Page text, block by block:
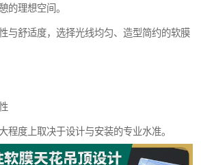
的理想空间。
与舒适度，选择光线均匀、造型简约的软膜
程度上取决于设计与安装的专业水准。